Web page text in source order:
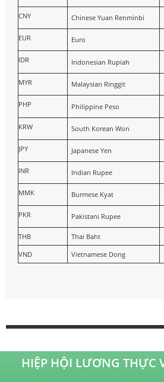
CNY Chinese Yuan Renminbi
EUR Euro
IDR Indonesian Rupiah
MYR Malaysian Ringgit
PHP Philippine Peso
KRW South Korean Won
JPY Japanese Yen
INR Indian Rupee
MMK Burmese Kyat
PKR Pakistani Rupee
THB Thai Baht
VND
Vietnamese Dong
HIỆP HỘI LƯƠNG THỰC